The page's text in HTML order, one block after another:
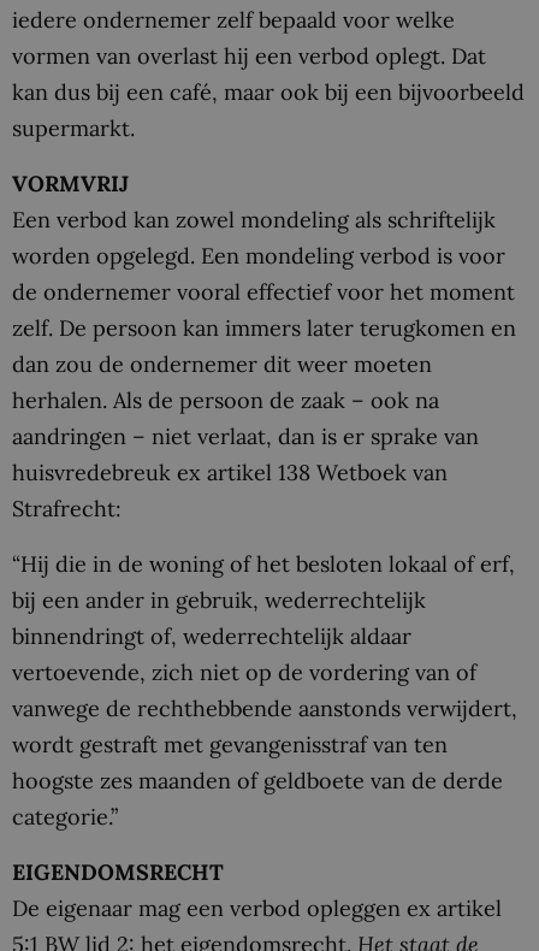
iedere ondernemer zelf bepaald voor welke
vormen van overlast hij een verbod oplegt. Dat
kan dus bij een café, maar ook bij een bijvoorbeeld
supermarkt.
VORMVRIJ
Een verbod kan zowel mondeling als schriftelijk
worden opgelegd. Een mondeling verbod is voor
de ondernemer vooral effectief voor het moment
zelf. De persoon kan immers later terugkomen en
dan zou de ondernemer dit weer moeten
herhalen. Als de persoon de zaak – ook na
aandringen – niet verlaat, dan is er sprake van
huisvredebreuk ex artikel 138 Wetboek van
Strafrecht:
“Hij die in de woning of het besloten lokaal of erf,
bij een ander in gebruik, wederrechtelijk
binnendringt of, wederrechtelijk aldaar
vertoevende, zich niet op de vordering van of
vanwege de rechthebbende aanstonds verwijdert,
wordt gestraft met gevangenisstraf van ten
hoogste zes maanden of geldboete van de derde
categorie.”
EIGENDOMSRECHT
De eigenaar mag een verbod opleggen ex artikel
5:1 BW lid 2: het eigendomsrecht. Het staat de